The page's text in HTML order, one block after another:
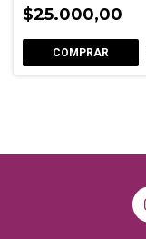
$25.000,00